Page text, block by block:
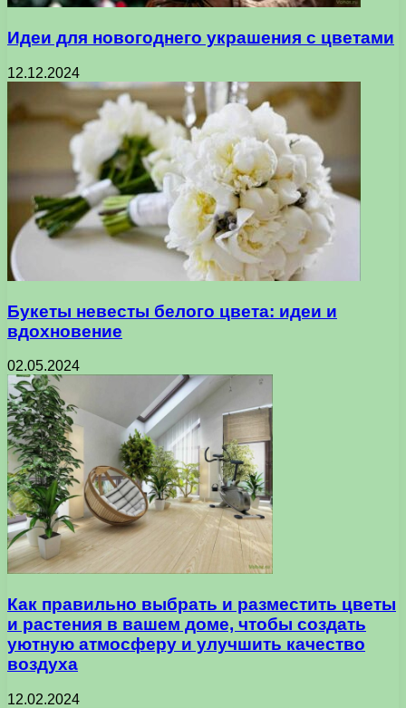
Идеи для новогоднего украшения с цветами
12.12.2024
Букеты невесты белого цвета: идеи и
вдохновение
02.05.2024
Как правильно выбрать и разместить цветы
и растения в вашем доме, чтобы создать
уютную атмосферу и улучшить качество
воздуха
12.02.2024